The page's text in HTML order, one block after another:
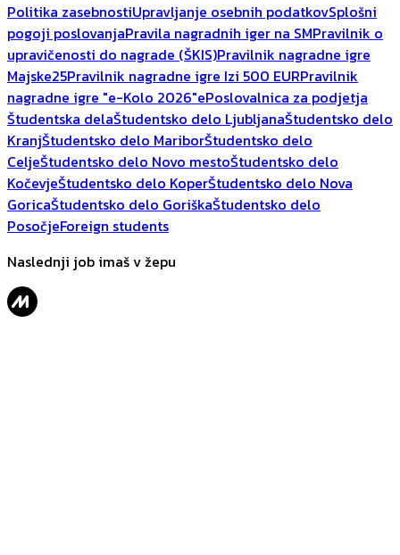
Politika zasebnostiUpravljanje osebnih podatkovSplošni
pogoji poslovanjaPravila nagradnih iger na SMPravilnik o
upravičenosti do nagrade (ŠKIS)Pravilnik nagradne igre
Majske25Pravilnik nagradne igre Izi 500 EURPravilnik
nagradne igre "e-Kolo 2026"ePoslovalnica za podjetja
Študentska delaŠtudentsko delo LjubljanaŠtudentsko delo
KranjŠtudentsko delo MariborŠtudentsko delo
CeljeŠtudentsko delo Novo mestoŠtudentsko delo
KočevjeŠtudentsko delo KoperŠtudentsko delo Nova
GoricaŠtudentsko delo GoriškaŠtudentsko delo
PosočjeForeign students
Naslednji job imaš v žepu